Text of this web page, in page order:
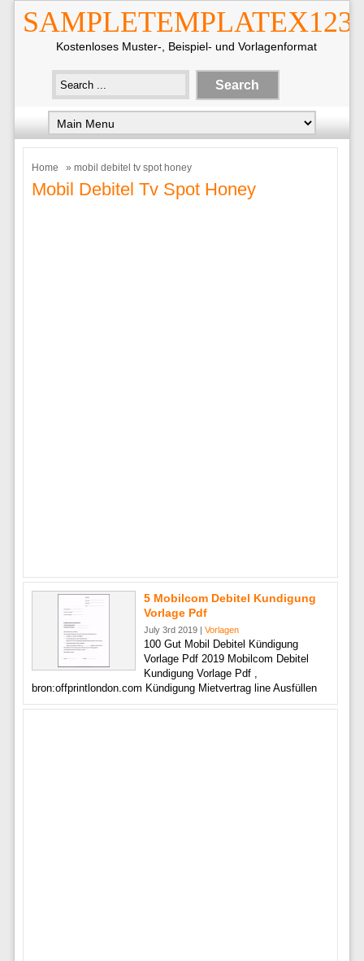
Kostenloses Muster-, Beispiel- und Vorlagenformat
Home » mobil debitel tv spot honey
Mobil Debitel Tv Spot Honey
5 Mobilcom Debitel Kundigung
Vorlage Pdf
July 3rd 2019 | Vorlagen
100 Gut Mobil Debitel Kündigung
Vorlage Pdf 2019 Mobilcom Debitel
Kundigung Vorlage Pdf ,
bron:offprintlondon.com Kündigung Mietvertrag line Ausfüllen